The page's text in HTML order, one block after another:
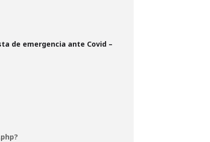
de emergencia ante Covid –